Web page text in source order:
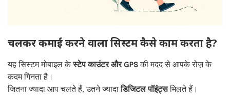
चलकर कमाई करने वाला सिस्टम कैसे काम करता है?
यह सिस्टम मोबाइल केस्टेप काउंटर और GPSकी मदद से आपके रोज़ के
कदम गिनता है।
जितना ज्यादा आप चलते हैं, उतने ज्यादाडिजिटल पॉइंट्समिलते हैं।